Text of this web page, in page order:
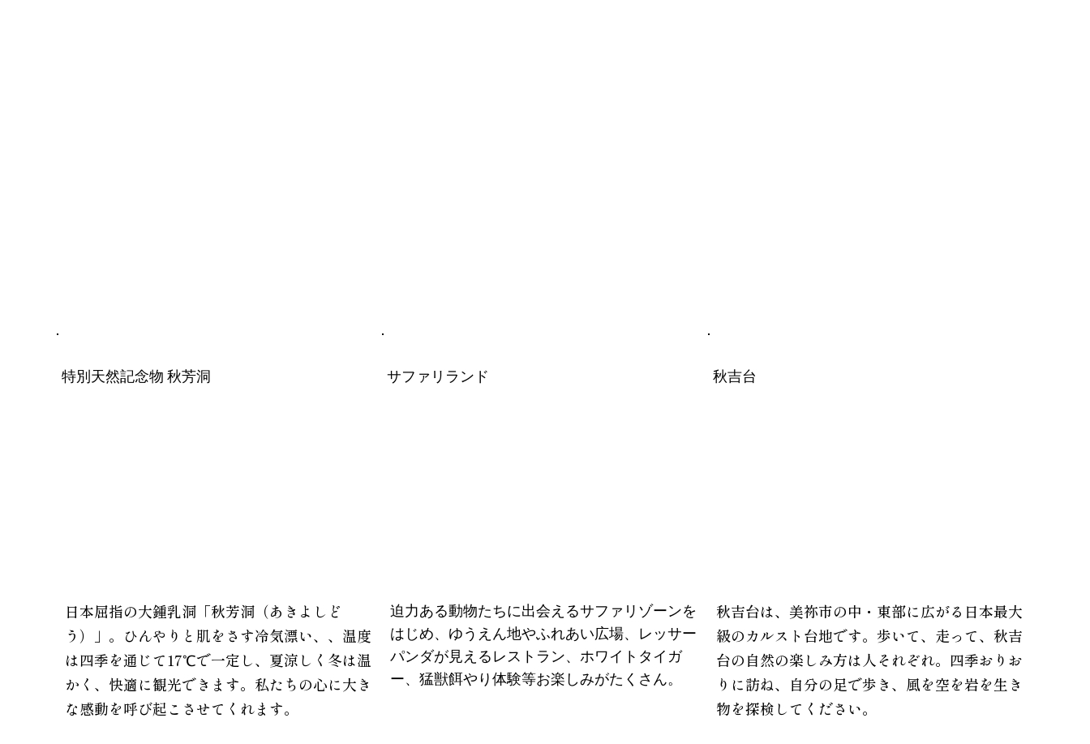
特別天然記念物 秋芳洞
日本屈指の大鍾乳洞「秋芳洞（あきよしど
う）」。 ひんやりと肌をさす冷気漂い、、温度
は四季を通じて17℃で一定し、夏涼しく冬は温
かく、快適に観光できます。私たちの心に大き
な感動を呼び起こさせてくれます。
サファリランド
迫力ある動物たちに出会えるサファリゾーンを
はじめ、ゆうえん地やふれあい広場、 レッサー
パンダが見えるレストラン、ホワイトタイガ
ー、猛獣餌やり体験等お楽しみがたくさん。
秋吉台
秋吉台は、美祢市の中・東部に広がる日本最大
級のカルスト台地です。 歩いて、走って、秋吉
台の自然の楽しみ方は人それぞれ。四季おりお
りに訪ね、自分の足で歩き、風を空を岩を生き
物を探検してください。